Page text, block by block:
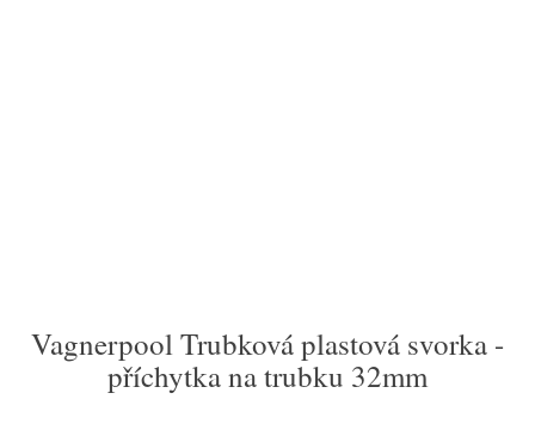
Vagnerpool Trubková plastová svorka -
příchytka na trubku 32mm